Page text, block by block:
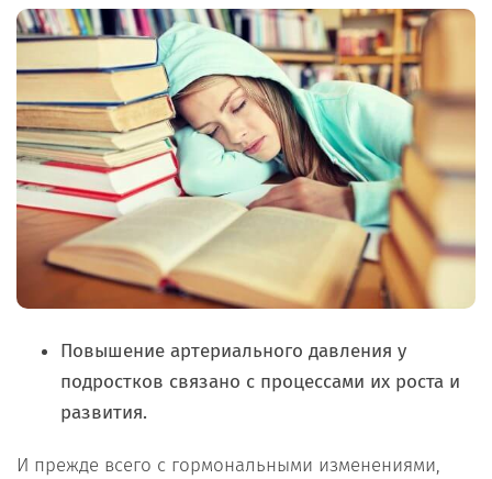
Повышение артериального давления у
подростков связано с процессами их роста и
развития.
И прежде всего с гормональными изменениями,